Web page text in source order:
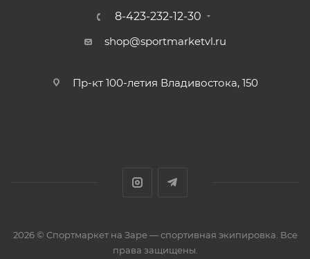
8-423-232-12-30
shop@sportmarketvl.ru
Пр-кт 100-летия Владивостока, 150
2026 © Спортмаркет на Заре — спортивная экипировка. Все
права защищены.